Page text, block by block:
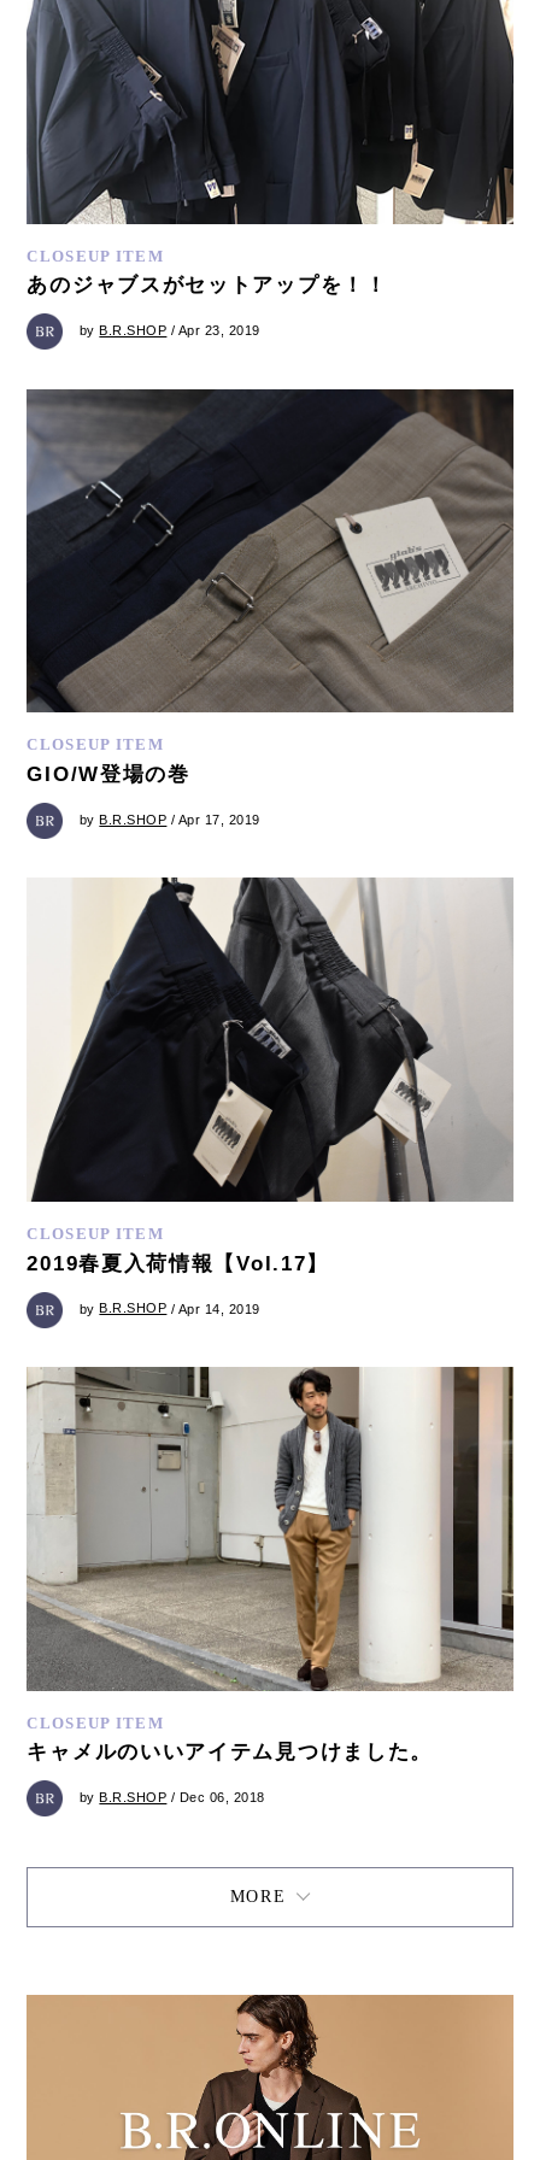
CLOSEUP ITEM
あのジャブスがセットアップを！！
byB.R.SHOP / Apr 23, 2019
CLOSEUP ITEM
GIO/W登場の巻
byB.R.SHOP / Apr 17, 2019
CLOSEUP ITEM
2019春夏入荷情報【Vol.17】
by B.R.SHOP / Apr 14, 2019
CLOSEUP ITEM
キャメルのいいアイテム見つけました。
byB.R.SHOP / Dec 06, 2018
MORE